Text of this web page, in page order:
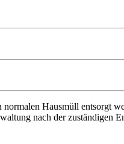
Hausmüll entsorgt
nach der zuständigen